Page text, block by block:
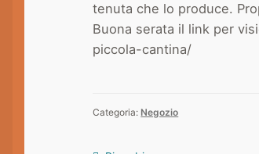
tenuta che lo produce.
Buona serata il link per
piccola-cantina/
Categoria: Negozio